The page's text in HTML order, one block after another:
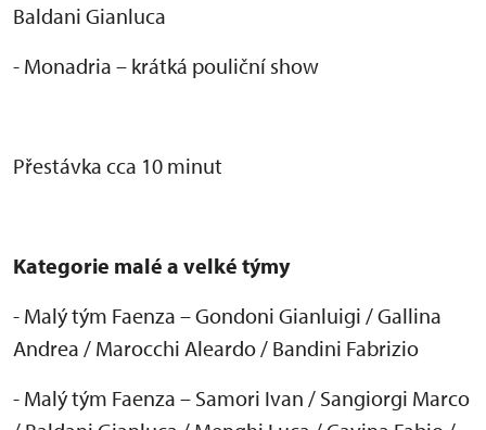
Baldani Gianluca
- Monadria – krátká pouliční show
Přestávka cca 10 minut
Kategorie malé a velké týmy
- Malý tým Faenza – Gondoni Gianluigi / Gallina
Andrea / Marocchi Aleardo / Bandini Fabrizio
- Malý tým Faenza – Samori Ivan / Sangiorgi Marco